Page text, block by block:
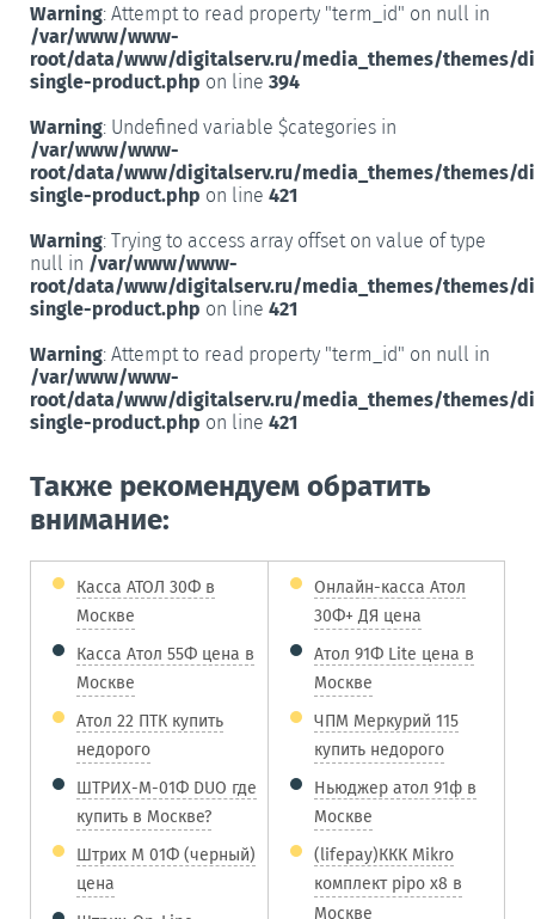
Warning: Attempt to read property "term_id" on null in
/var/www/www-
root/data/www/digitalserv.ru/media_themes/themes/
single-product.php on line 394
Warning: Undefined variable $categories in
/var/www/www-
root/data/www/digitalserv.ru/media_themes/themes/
single-product.php on line 421
Warning: Trying to access array offset on value of type
null in /var/www/www-
root/data/www/digitalserv.ru/media_themes/themes/
single-product.php on line 421
Warning: Attempt to read property "term_id" on null in
/var/www/www-
root/data/www/digitalserv.ru/media_themes/themes/
single-product.php on line 421
Также рекомендуем обратить
внимание:
Касса АТОЛ 30Ф в
Москве
Касса Атол 55Ф цена в
Москве
Атол 22 ПТК купить
недорого
ШТРИХ-М-01Ф DUO где
купить в Москве?
Штрих М 01Ф (черный)
цена
Онлайн-касса Атол
30Ф+ ДЯ цена
Атол 91Ф Lite цена в
Москве
ЧПМ Меркурий 115
купить недорого
Ньюджер атол 91ф в
Москве
(lifepay)ККК Mikro
комплект pipo x8 в
Москве